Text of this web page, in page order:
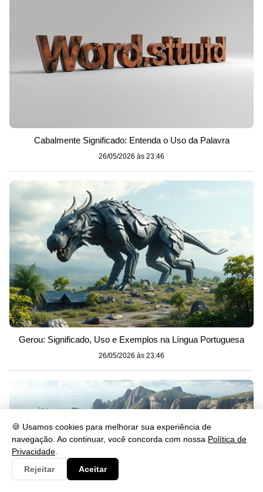
🍪 Usamos cookies para melhorar sua experiência de
navegação. Ao continuar, você concorda com nossa Política de
Privacidade
Rejeitar
Aceitar
Cabalmente Significado: Entenda o Uso da Palavra
26/05/2026 às 23:46
Gerou: Significado, Uso e Exemplos na Língua Portuguesa
26/05/2026 às 23:46